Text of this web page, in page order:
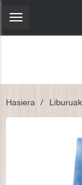
Navegación
Hasiera > Liburuak